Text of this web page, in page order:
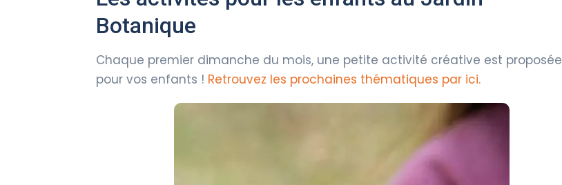
Botanique
Chaque premier dimanche du mois, une petite activité créative est proposée
pour vos enfants ! Retrouvez les prochaines thématiques par ici.